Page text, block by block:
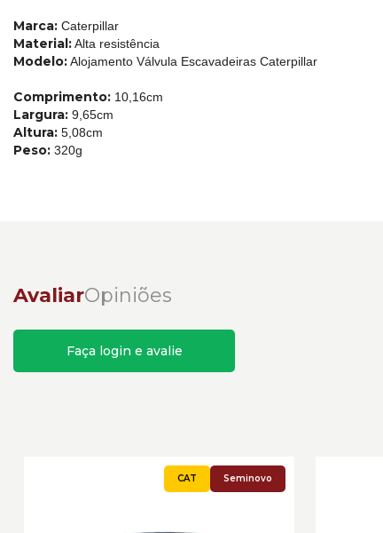
Marca: Caterpillar
Material:Alta resistência
Modelo:Alojamento Válvula Escavadeiras Caterpillar
Comprimento: 10,16cm
Largura: 9,65cm
Altura: 5,08cm
Peso: 320g
AvaliarOpiniões
Faça login e avalie
Seminovo